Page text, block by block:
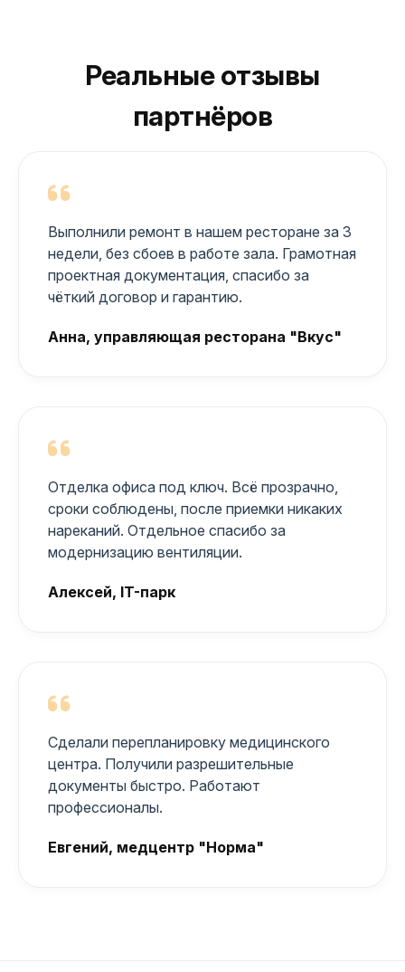
Реальные отзывы
партнёров
Выполнили ремонт в нашем ресторане за 3
недели, без сбоев в работе зала. Грамотная
проектная документация, спасибо за
чёткий договор и гарантию.
Анна, управляющая ресторана "Вкус"
Отделка офиса под ключ. Всё прозрачно,
сроки соблюдены, после приемки никаких
нареканий. Отдельное спасибо за
модернизацию вентиляции.
Алексей, IT-парк
Сделали перепланировку медицинского
центра. Получили разрешительные
документы быстро. Работают
профессионалы.
Евгений, медцентр "Норма"